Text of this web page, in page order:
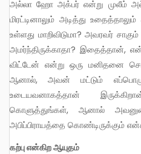
அல்லா ஹோ அக்பர் என்று முலீம்
மிரட்டினாலும் அடித்து
உள்ளது மாறிவிடுமா? அவரவர்
அமர்ந்திருக்காதா? இதைத்தான்,
விட்டேன் என்று ஒரு மனிதனை
ஆனால், அவன் மட்டும்
உடையவனாகத்தான்
கொளுத்துங்கள், ஆனால்
அபிப்பிராயத்தை கொண்டிருக்கும்
கற்பு என்கிற ஆயுதம்